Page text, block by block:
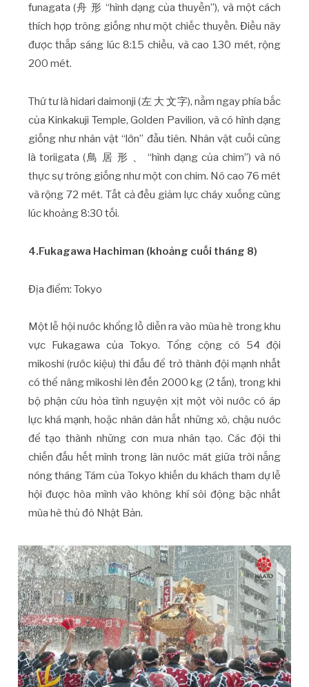
funagata (舟 形 “hình dạng của thuyền”), và một cách
thích hợp trông giống như một chiếc thuyền. Điều này
được thắp sáng lúc 8:15 chiều, và cao 130 mét, rộng
200 mét.
Thứ tư là hidari daimonji (左 大 文字), nằm ngay phía bắc
của Kinkakuji Temple, Golden Pavilion, và có hình dạng
giống như nhân vật “lớn” đầu tiên. Nhân vật cuối cùng
là toriigata (鳥 居 形 、 “hình dạng của chim”) và nó
thực sự trông giống như một con chim. Nó cao 76 mét
và rộng 72 mét. Tất cả đều giảm lực cháy xuống cùng
lúc khoảng 8:30 tối.
4.Fukagawa Hachiman (khoảng cuối tháng 8)
Địa điểm: Tokyo
Một lễ hội nước khổng lồ diễn ra vào mùa hè trong khu
vực Fukagawa của Tokyo. Tổng cộng có 54 đội
mikoshi (rước kiệu) thi đấu để trở thành đội mạnh nhất
có thể nâng mikoshi lên đến 2000 kg (2 tấn), trong khi
bộ phận cứu hỏa tình nguyện xịt một vòi nước có áp
lực khá mạnh, hoặc nhân dân hắt những xô, chậu nước
để tạo thành những cơn mưa nhân tạo. Các đội thi
chiến đấu hết mình trong làn nước mát giữa trời nắng
nóng tháng Tám của Tokyo khiến du khách tham dự lễ
hội được hòa mình vào không khí sôi động bậc nhất
mùa hè thủ đô Nhật Bản.